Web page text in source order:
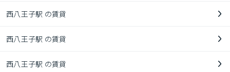
西八王子駅 の賃貸
西八王子駅 の賃貸
西八王子駅 の賃貸